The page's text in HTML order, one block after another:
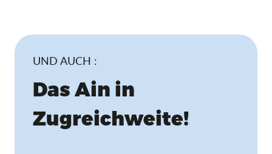
UND AUCH :
Das Ain in
Zugreichweite!